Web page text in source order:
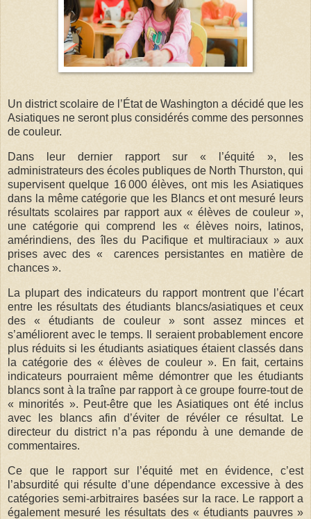
Un district scolaire de l’État de Washington a décidé que les
Asiatiques ne seront plus considérés comme des personnes
de couleur.
Dans leur dernier rapport sur « l’équité », les
administrateurs des écoles publiques de North Thurston, qui
supervisent quelque 16 000 élèves, ont mis les Asiatiques
dans la même catégorie que les Blancs et ont mesuré leurs
résultats scolaires par rapport aux « élèves de couleur »,
une catégorie qui comprend les « élèves noirs, latinos,
amérindiens, des îles du Pacifique et multiraciaux » aux
prises avec des « carences persistantes en matière de
chances ».
La plupart des indicateurs du rapport montrent que l’écart
entre les résultats des étudiants blancs/asiatiques et ceux
des « étudiants de couleur » sont assez minces et
s’améliorent avec le temps. Il seraient probablement encore
plus réduits si les étudiants asiatiques étaient classés dans
la catégorie des « élèves de couleur ». En fait, certains
indicateurs pourraient même démontrer que les étudiants
blancs sont à la traîne par rapport à ce groupe fourre-tout de
« minorités ». Peut-être que les Asiatiques ont été inclus
avec les blancs afin d’éviter de révéler ce résultat. Le
directeur du district n’a pas répondu à une demande de
commentaires.
Ce que le rapport sur l’équité met en évidence, c’est
l’absurdité qui résulte d’une dépendance excessive à des
catégories semi-arbitraires basées sur la race. Le rapport a
également mesuré les résultats des « étudiants pauvres »